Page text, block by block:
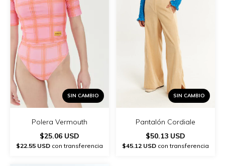
SIN CAMBIO
Polera Vermouth
$25.06 USD
$22.55 USD con transferencia
SIN CAMBIO
Pantalón Cordiale
$50.13 USD
$45.12 USD con transferencia